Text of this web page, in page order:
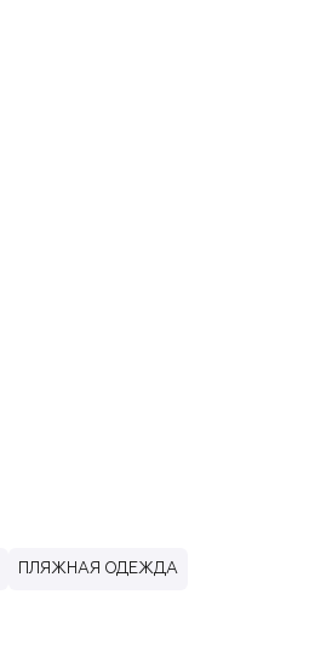
ПЛЯЖНАЯ ОДЕЖДА